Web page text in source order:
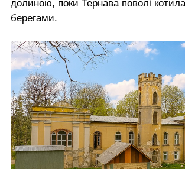
долиною, поки Тернава поволі
берегами.